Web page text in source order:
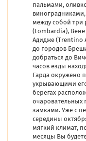
пальмами,
между собой три
(Lombardia),
Адидже (Trentino
до городов
добраться до
часов езды
Гарда окружено
укрывающими
берегах
очаровательных
замками. Уже с
середины
мягкий климат,
месяцы Вы